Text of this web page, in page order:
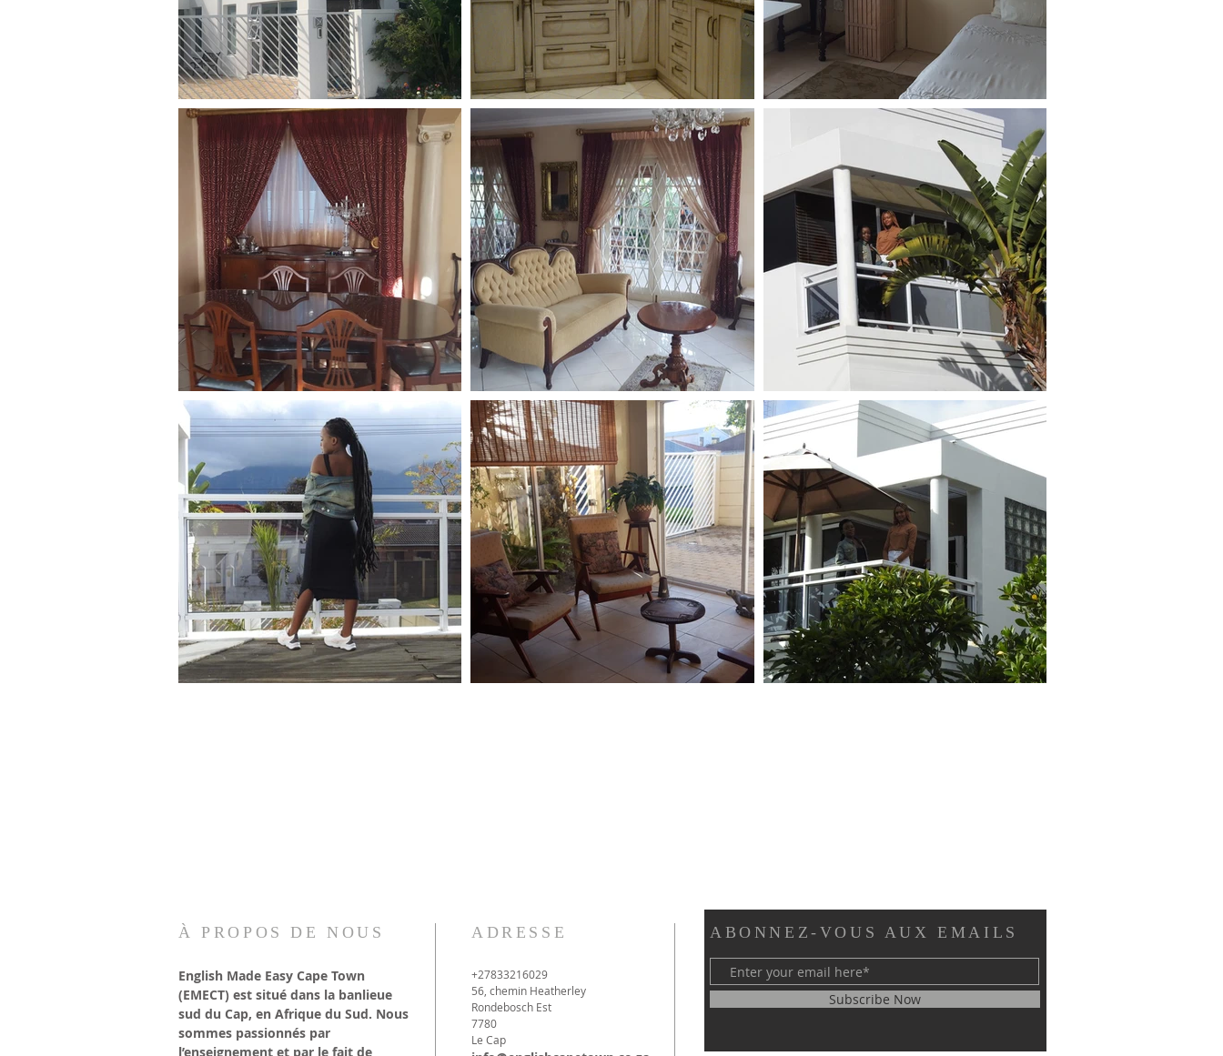
À PROPOS DE NOUS
English Made Easy Cape Town
(EMECT) est situé dans la banlieue
sud du Cap, en Afrique du Sud. Nous
sommes passionnés par
l’enseignement et par le fait de
ADRESSE
+27833216029
56, chemin Heatherley
Rondebosch Est
7780
Le Cap
ABONNEZ-VOUS AUX EMAILS
Subscribe Now